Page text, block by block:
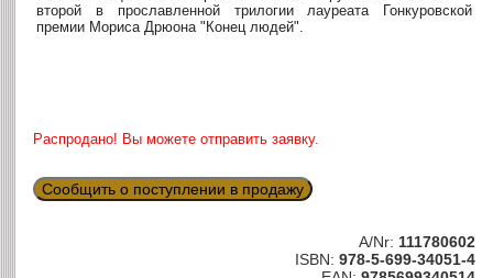
второй в прославленной трилогии лауреата Гонкуровской
премии Мориса Дрюона "Конец людей".
Распродано! Вы можете отправить заявку.
Сообщить о поступлении в продажу
A/Nr: 111780602
ISBN: 978-5-699-34051-4